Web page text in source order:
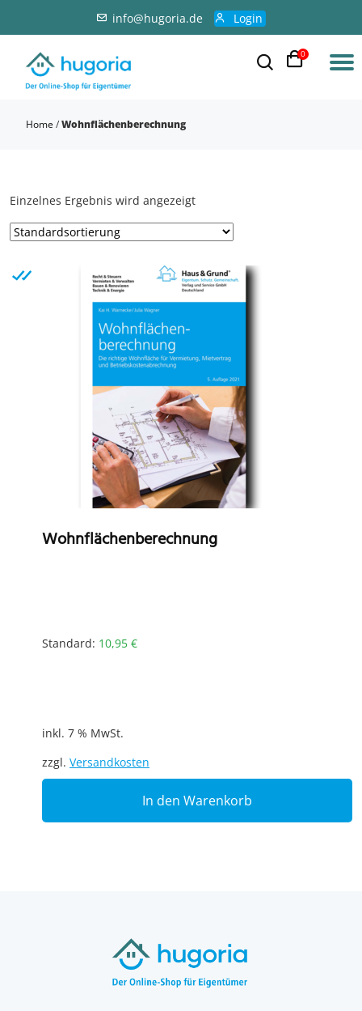
info@hugoria.de Login
0
Home /Wohnflächenberechnung
Einzelnes Ergebnis wird angezeigt
Wohnflächenberechnung
Standard: 10,95 €
inkl. 7 % MwSt.
zzgl. Versandkosten
In den Warenkorb